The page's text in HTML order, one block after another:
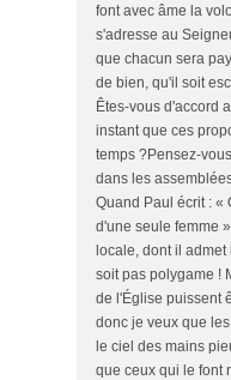
font avec âme la
s'adresse au
que chacun sera
de bien, qu'il soit
Êtes-vous d'accord
instant que ces
temps ?Pensez-
dans les
Quand Paul écrit : «
d'une seule femme
locale, dont il
soit pas polygame !
de l'Église puissent
donc je veux que
le ciel des mains
que ceux qui le font